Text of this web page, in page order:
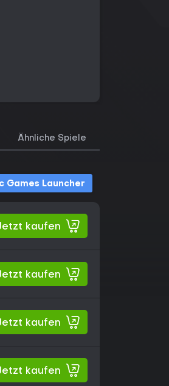
Ähnliche Spiele
Games Launcher
kaufen
kaufen
kaufen
kaufen